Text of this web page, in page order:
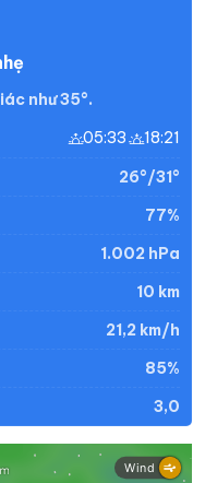
như 35°.
05:33 18:21
26°/31°
77%
1.002 hPa
10 km
21,2 km/h
85%
3,0